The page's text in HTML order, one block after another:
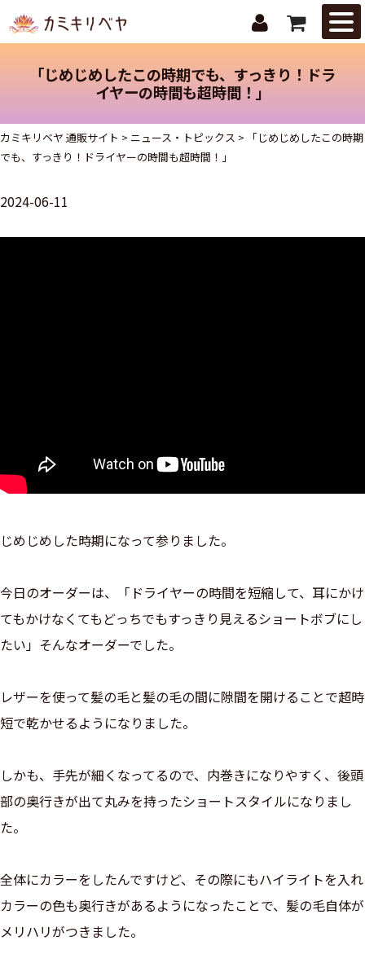
はじめての
「じめじめしたこの時期でも、すっきり！ドラ
イヤーの時間も超時間！」
カミキリベヤ 通販サイト > ニュース・トピックス >
「じめじめしたこの時期
でも、すっきり！ドライヤーの時間も超時間！」
2024-06-11
じめじめした時期になって参りました。
今日のオーダーは、「ドライヤーの時間を短縮して、耳にかけ
てもかけなくてもどっちでもすっきり見えるショートボブにし
たい」そんなオーダーでした。
レザーを使って髪の毛と髪の毛の間に隙間を開けることで超時
短で乾かせるようになりました。
しかも、手先が細くなってるので、内巻きになりやすく、後頭
部の奥行きが出て丸みを持ったショートスタイルになりまし
た。
全体にカラーをしたんですけど、その際にもハイライトを入れ
カラーの色も奥行きがあるようになったことで、髪の毛自体が
メリハリがつきました。